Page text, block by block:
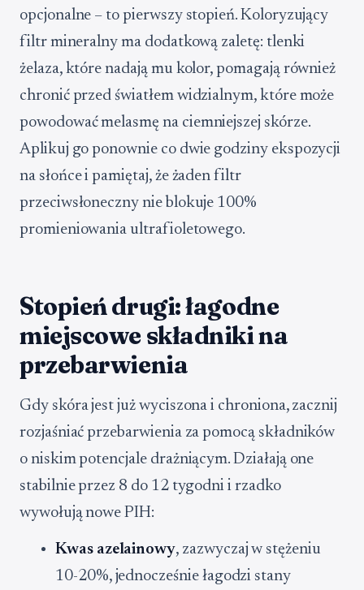
opcjonalne – to pierwszy stopień. Koloryzujący
filtr mineralny ma dodatkową zaletę: tlenki
żelaza, które nadają mu kolor, pomagają również
chronić przed światłem widzialnym, które może
powodować melasmę na ciemniejszej skórze.
Aplikuj go ponownie co dwie godziny ekspozycji
na słońce i pamiętaj, że żaden filtr
przeciwsłoneczny nie blokuje 100%
promieniowania ultrafioletowego.
Stopień drugi: łagodne
miejscowe składniki na
przebarwienia
Gdy skóra jest już wyciszona i chroniona, zacznij
rozjaśniać przebarwienia za pomocą składników
o niskim potencjale drażniącym. Działają one
stabilnie przez 8 do 12 tygodni i rzadko
wywołują nowe PIH:
Kwas azelainowy, zazwyczaj w stężeniu
10-20%, jednocześnie łagodzi stany